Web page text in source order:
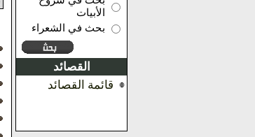
الأبيات
بحث في الشعراء
القصائد
قائمة القصائد